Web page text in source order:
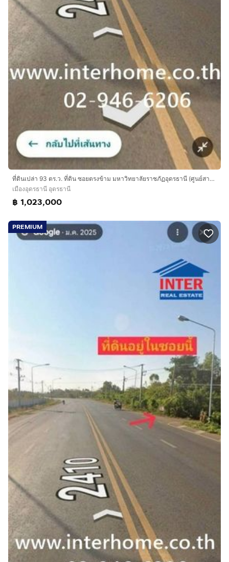
ที่ดินเปล่า 93 ตร.ว. ที่ดิน ซอยตรงข้าม มหาวิทยาลัยราชภัฏอุดรธานี (ศูนย์สามพร้าว) ถนนทางหลวงหมายเลข2410 เมืองอุดรธานี อุดรธานี
เมืองอุดรธานี อุดรธานี
฿ 1,023,000
PREMIUM